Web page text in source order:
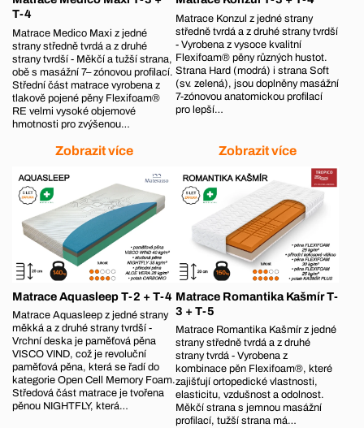
T-4
Matrace Medico Maxi z jedné
strany středně tvrdá a z druhé
strany tvrdší - Měkčí a tužší strana,
obě s masážní 7– zónovou profilací.
Střední část matrace vyrobena z
tlakově pojené pěny Flexifoam®
RE velmi vysoké objemové
hmotnosti pro zvýšenou…
Zobrazit více
Matrace Konzul z jedné strany
středně tvrdá a z druhé strany tvrdší
- Vyrobena z vysoce kvalitní
Flexifoam® pěny různých hustot.
Strana Hard (modrá) i strana Soft
(sv. zelená), jsou doplněny masážní
7-zónovou anatomickou profilací
pro lepší…
Zobrazit více
Matrace Aquasleep T-2 + T-4
Matrace Aquasleep z jedné strany
měkká a z druhé strany tvrdší -
Vrchní deska je paměťová pěna
VISCO VIND, což je revoluční
paměťová pěna, která se řadí do
kategorie Open Cell Memory Foam.
Středová část matrace je tvořena
pěnou NIGHTFLY, která…
Matrace Romantika Kašmír T-
3 + T-5
Matrace Romantika Kašmír z jedné
strany středně tvrdá a z druhé
strany tvrdá - Vyrobena z
kombinace pěn Flexifoam®, které
zajišťují ortopedické vlastnosti,
elasticitu, vzdušnost a odolnost.
Měkčí strana s jemnou masážní
profilací, tužší strana má…